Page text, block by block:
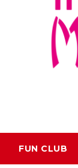
FUN CLUB